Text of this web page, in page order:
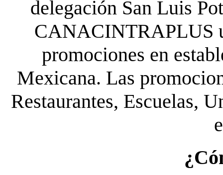
delegación San Luis
CANACINTRAPLUS
promociones en
Mexicana. Las
Restaurantes, Escuelas,